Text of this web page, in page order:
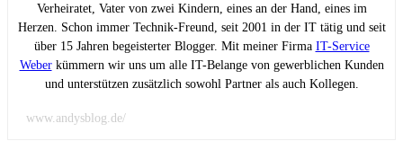
Verheiratet, Vater von zwei Kindern, eines an der Hand, eines im
Herzen. Schon immer Technik-Freund, seit 2001 in der IT tätig und seit
über 15 Jahren begeisterter Blogger. Mit meiner Firma IT-Service
Weberkümmern wir uns um alle IT-Belange von gewerblichen Kunden
und unterstützen zusätzlich sowohl Partner als auch Kollegen.
www.andysblog.de/